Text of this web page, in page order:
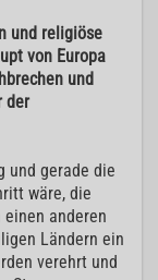
und religiöse
von Europa
und
der
und gerade die
wäre, die
anderen
Ländern ein
verehrt und